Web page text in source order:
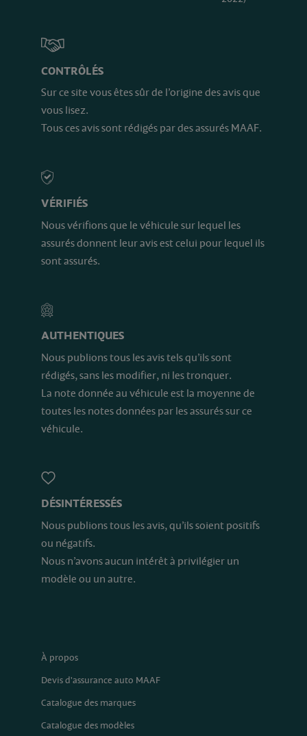
CONTRÔLÉS
Sur ce site vous êtes sûr de l’origine des avis que
vous lisez.
Tous ces avis sont rédigés par des assurés MAAF.
VÉRIFIÉS
Nous vérifions que le véhicule sur lequel les
assurés donnent leur avis est celui pour lequel ils
sont assurés.
AUTHENTIQUES
Nous publions tous les avis tels qu’ils sont
rédigés, sans les modifier, ni les tronquer.
La note donnée au véhicule est la moyenne de
toutes les notes données par les assurés sur ce
véhicule.
DÉSINTÉRESSÉS
Nous publions tous les avis, qu’ils soient positifs
ou négatifs.
Nous n’avons aucun intérêt à privilégier un
modèle ou un autre.
À propos
Devis d'assurance auto MAAF
Catalogue des marques
Catalogue des modèles